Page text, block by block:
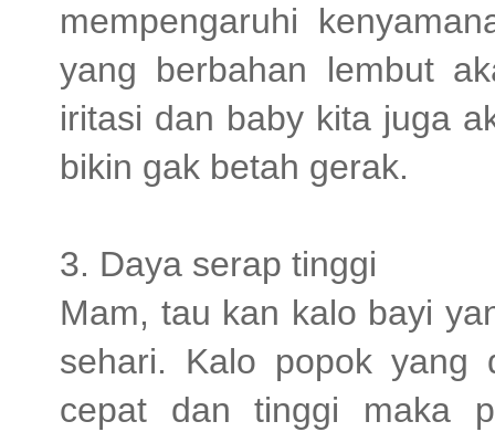
mempengaruhi
yang berbahan lembut
iritasi dan baby kita juga
bikin gak betah gerak.
3. Daya serap tinggi
Mam, tau kan kalo bayi
sehari. Kalo popok yang
cepat dan tinggi maka